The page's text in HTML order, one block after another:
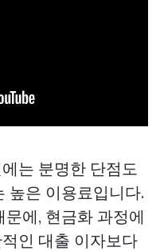
는 분명한 단점도
높은 이용료입니다.
에, 현금화 과정에
인 대출 이자보다